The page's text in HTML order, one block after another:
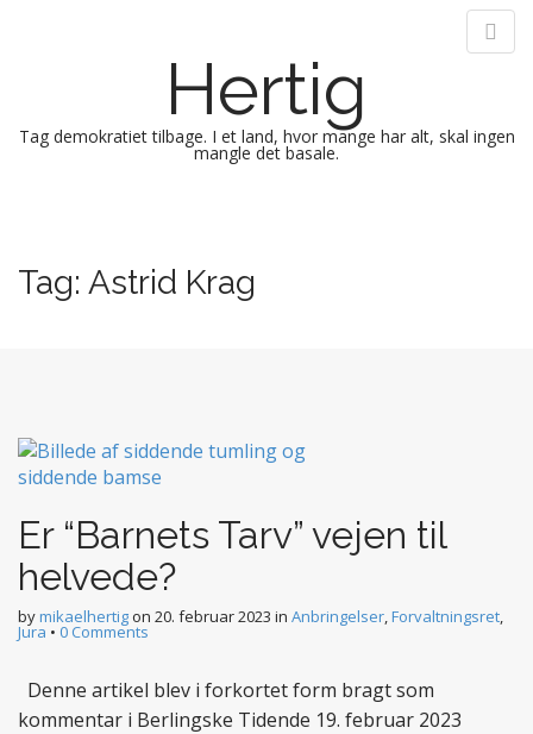
Hertig
Tag demokratiet tilbage. I et land, hvor mange har alt, skal ingen
mangle det basale.
i
n
p
t
e
n
Tag: Astrid Krag
Er “Barnets Tarv” vejen til
helvede?
bymikaelhertigon 20. februar 2023 in Anbringelser,Forvaltningsret,
Jura • 0 Comments
Denne artikel blev i forkortet form bragt som
kommentar i Berlingske Tidende 19. februar 2023